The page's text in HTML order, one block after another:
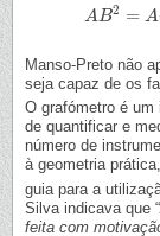
A B2 = A
AB2= AC 2
Manso-Preto não
seja capaz de os
O grafómetro é
de quantificar e
número de
à geometria
guia para a
Silva indicava que “
feita com